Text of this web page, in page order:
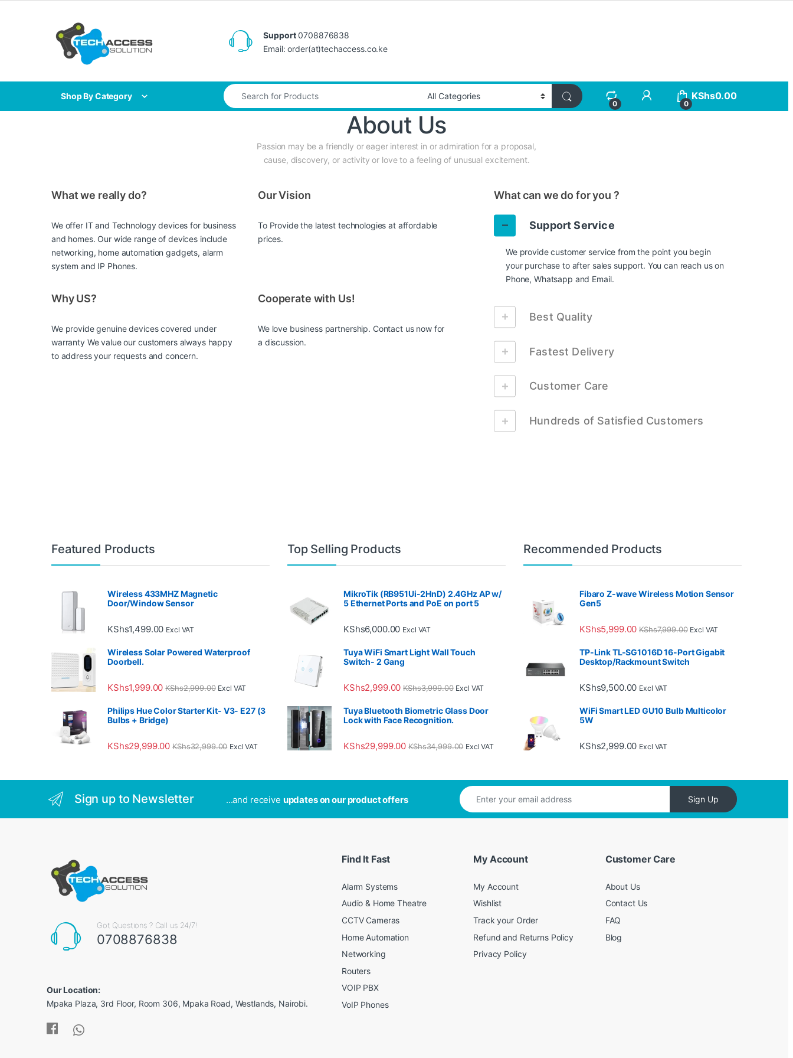
Support0708876838
Email: order(at)techaccess.co.ke
Shop By Category
Search for:
0 0
KShs0.00
About Us
Passion may be a friendly or eager interest in or admiration for a proposal,
cause, discovery, or activity or love to a feeling of unusual excitement.
What we really do?
We offer IT and Technology devices for business
and homes. Our wide range of devices include
networking, home automation gadgets, alarm
system and IP Phones.
Our Vision
To Provide the latest technologies at affordable
prices.
Why US?
We provide genuine devices covered under
warranty We value our customers always happy
to address your requests and concern.
Cooperate with Us!
We love business partnership. Contact us now for
a discussion.
What can we do for you ?
Support Service
We provide customer service from the point you begin
your purchase to after sales support. You can reach us on
Phone, Whatsapp and Email.
Best Quality
Fastest Delivery
Customer Care
Hundreds of Satisfied Customers
W erze, w której technologia kształtuje nasze codzienne życie, innowacyjne rozwiązania dostępne w TechAccess mają na celu poprawę bezpieczeństwa oraz komfortu użytkowników, a
W dobie zaawansowanych technologii, które umożliwiają efektywne zarządzanie zasobami w różnych dziedzinach życia, bdmbet login platforma bdmbet wprowadza na rynek innowacyjne
W erze, w której inteligentne urządzenia i zaawansowane systemy zabezpieczeń stają się nieodłącznym elementem naszego codziennego życia, jednocześnie przypominają nam o znaczeniu
Gdy nowoczesne technologie wpływają na nasze życie, łącząc efektywność z wygodą, platforma gier, taka jakw gratowin kasyno Casino, staje się idealnym przykładem odpowiedzialnego
Featured Products
Wireless 433MHZ Magnetic
Door/Window Sensor
KShs1,499.00 Excl VAT
Wireless Solar Powered Waterproof
Doorbell.
KShs1,999.00 KShs2,999.00 Excl VAT
Philips Hue Color Starter Kit- V3- E27 (3
Bulbs + Bridge)
KShs29,999.00 KShs32,999.00 Excl VAT
Top Selling Products
MikroTik (RB951Ui-2HnD) 2.4GHz AP w/
5 Ethernet Ports and PoE on port 5
KShs6,000.00 Excl VAT
Tuya WiFi Smart Light Wall Touch
Switch- 2 Gang
KShs2,999.00 KShs3,999.00 Excl VAT
Tuya Bluetooth Biometric Glass Door
Lock with Face Recognition.
KShs29,999.00 KShs34,999.00 Excl VAT
Recommended Products
Fibaro Z-wave Wireless Motion Sensor
Gen5
KShs5,999.00 KShs7,999.00 Excl VAT
TP-Link TL-SG1016D 16-Port Gigabit
Desktop/Rackmount Switch
KShs9,500.00 Excl VAT
WiFi Smart LED GU10 Bulb Multicolor
5W
KShs2,999.00 Excl VAT
Sign up to Newsletter ...and receive updates on our product offers Sign Up
Got Questions ? Call us 24/7!
0708876838
Our Location:
Mpaka Plaza, 3rd Floor, Room 306, Mpaka Road, Westlands, Nairobi.
Find It Fast
Alarm Systems
Audio & Home Theatre
CCTV Cameras
Home Automation
Networking
Routers
VOIP PBX
VoIP Phones
My Account
My Account
Wishlist
Track your Order
Refund and Returns Policy
Privacy Policy
Customer Care
About Us
Contact Us
FAQ
Blog